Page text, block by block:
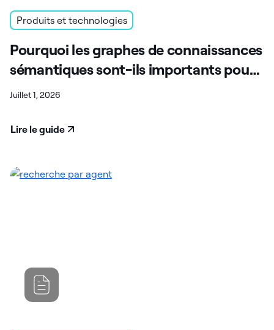
Produits et technologies
Pourquoi les graphes de connaissances
sémantiques sont-ils importants pour
Data Analysts en IA ?
Juillet 1, 2026
Lire le guide